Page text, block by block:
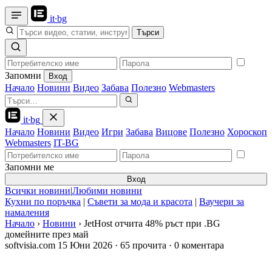
it·bg
Търси
Запомни Вход
Начало Новини Видео Забава Полезно Webmasters
it·bg
Начало Новини Видео Игри Забава Вицове Полезно Хороскоп
Webmasters IT-BG
Запомни ме
Вход
Всички новини|Любими новини
Кухни по поръчка | Съвети за мода и красота | Ваучери за
намаления
Начало › Новини › JetHost отчита 48% ръст при .BG
домейните през май
softvisia.com 15 Юни 2026 · 65 прочита · 0 коментара